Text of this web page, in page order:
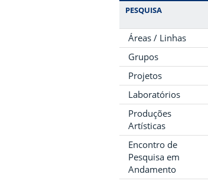
PESQUISA
Áreas / Linhas
Grupos
Projetos
Laboratórios
Produções
Artísticas
Encontro de
Pesquisa em
Andamento